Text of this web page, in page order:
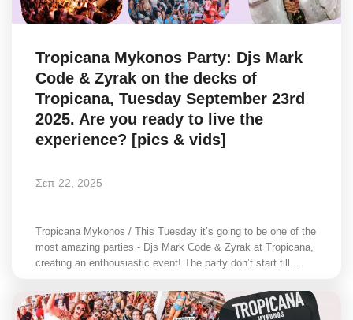
Tropicana Mykonos Party: Djs Mark
Code & Zyrak on the decks of
Tropicana, Tuesday September 23rd
2025. Are you ready to live the
experience? [pics & vids]
Σεπ 22, 2025
Tropicana Mykonos / This Tuesday it’s going to be one of the
most amazing parties - Djs Mark Code & Zyrak at Tropicana,
creating an enthousiastic event! The party don’t start till...